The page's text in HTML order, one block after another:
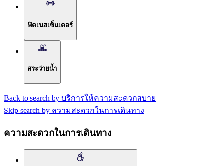
ฟิตเนสเซ็นเตอร์
สระว่ายน้ำ
Back to search by บริการให้ความสะดวกสบาย
Skip search by ความสะดวกในการเดินทาง
ความสะดวกในการเดินทาง